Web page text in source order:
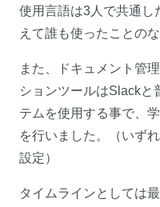
使用言語は3人で共通し
えて誰も使ったことの
また、ドキュメント管
ションツールはSlackと
テムを使用する事で、
を行いました。（いず
設定）
タイムラインとしては